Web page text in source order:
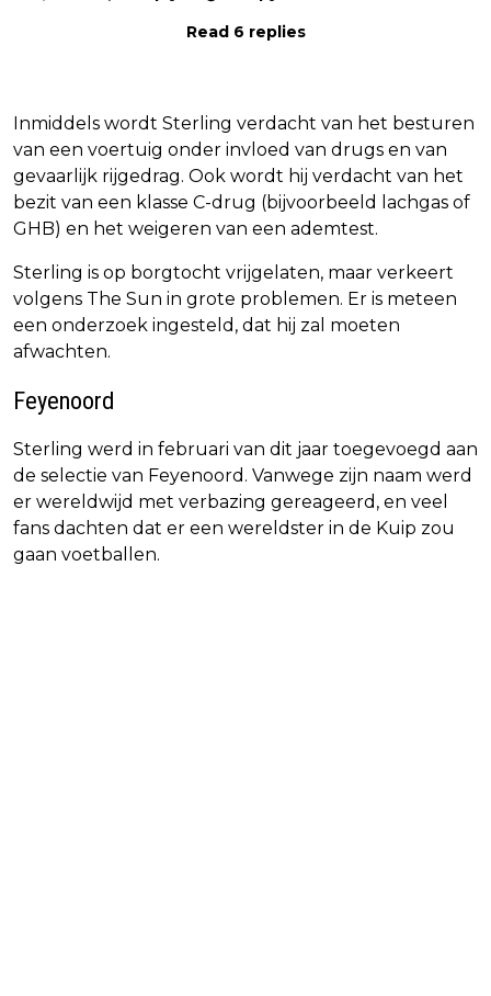
Read 6 replies
Inmiddels wordt Sterling verdacht van het besturen
van een voertuig onder invloed van drugs en van
gevaarlijk rijgedrag. Ook wordt hij verdacht van het
bezit van een klasse C-drug (bijvoorbeeld lachgas of
GHB) en het weigeren van een ademtest.
Sterling is op borgtocht vrijgelaten, maar verkeert
volgens The Sun in grote problemen. Er is meteen
een onderzoek ingesteld, dat hij zal moeten
afwachten.
Feyenoord
Sterling werd in februari van dit jaar toegevoegd aan
de selectie van Feyenoord. Vanwege zijn naam werd
er wereldwijd met verbazing gereageerd, en veel
fans dachten dat er een wereldster in de Kuip zou
gaan voetballen.